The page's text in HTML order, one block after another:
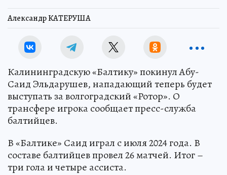
Александр КАТЕРУША
Калининградскую «Балтику» покинул Абу-
Саид Эльдарушев, нападающий теперь будет
выступать за волгоградский «Ротор». О
трансфере игрока сообщает пресс-служба
балтийцев.
В «Балтике» Саид играл с июля 2024 года. В
составе балтийцев провел 26 матчей. Итог –
три гола и четыре ассиста.